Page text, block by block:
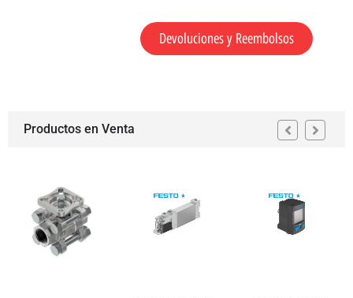
Devoluciones y Reembolsos
Productos en Venta